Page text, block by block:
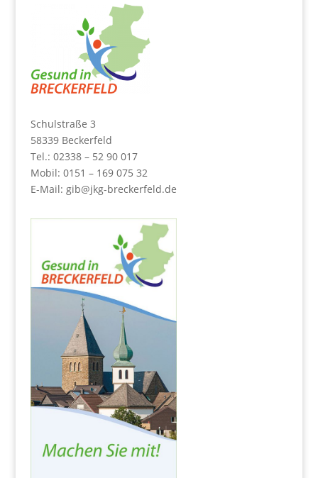
Schulstraße 3
58339 Beckerfeld
Tel.: 02338 – 52 90 017
Mobil: 0151 – 169 075 32
E-Mail: gib@jkg-breckerfeld.de